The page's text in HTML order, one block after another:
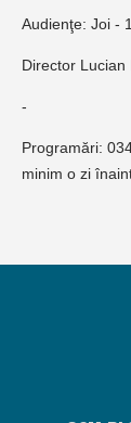
Audienţe: Joi -
Director Lucian
-
Programări:
minim o zi